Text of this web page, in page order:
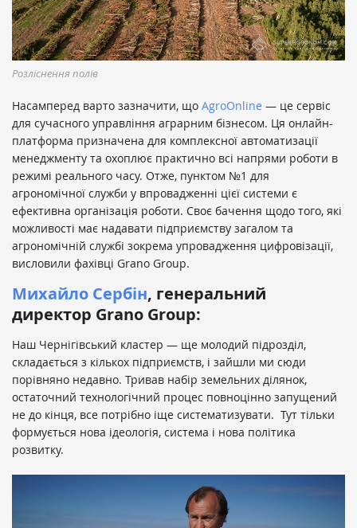
Розліснення полів
Насамперед варто зазначити, що AgroOnline — це сервіс
для сучасного управління аграрним бізнесом. Ця онлайн-
платформа призначена для комплексної автоматизації
менеджменту та охоплює практично всі напрями роботи в
режимі реального часу. Отже, пунктом №1 для
агрономічної служби у впровадженні цієї системи є
ефективна організація роботи. Своє бачення щодо того, які
можливості має надавати підприємству загалом та
агрономічній службі зокрема упровадження цифровізації,
висловили фахівці Grano Group.
Михайло Сербін, генеральний
директор Grano Group:
Наш Чернігівський кластер — ще молодий підрозділ,
складається з кількох підприємств, і зайшли ми сюди
порівняно недавно. Тривав набір земельних ділянок,
остаточний технологічний процес повноцінно запущений
не до кінця, все потрібно іще систематизувати. Тут тільки
формується нова ідеологія, система і нова політика
розвитку.